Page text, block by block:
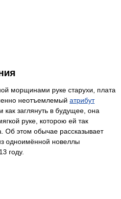
морщинами руке старухи, плата
неотъемлемый атрибут
как заглянуть в будущее, она
руке, которою ей так
Об этом обычае рассказывает
одноимённой новеллы
году.